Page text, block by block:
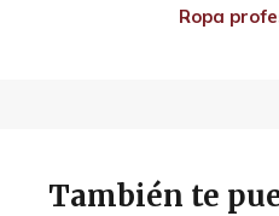
Ropa
También te